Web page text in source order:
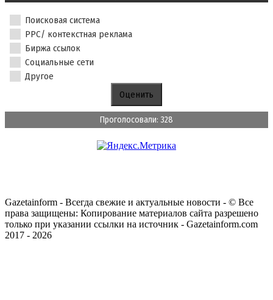
Поисковая система
PPC/ контекстная реклама
Биржа ссылок
Социальные сети
Другое
Проголосовали: 328
Gazetainform - Всегда свежие и актуальные новости - © Все
права защищены: Копирование материалов сайта разрешено
только при указании ссылки на источник - Gazetainform.com
2017 - 2026